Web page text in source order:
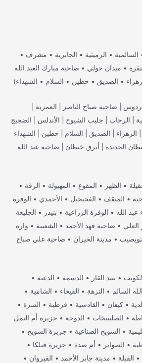
• الرميثية • الجابرية • مشرف •
• ميدان حولي • ضاحية مبارك العبد الله
• الصديق • حطين • السلام • الشهداء)
| ضاحية صباح الناصر | العمرية |
| الرحاب | جليب الشيوخ | الأندلس | الضجيج
| الزهراء | الصديق | السلام | حطين | الشهداء
الجديدة | أبرق خيطان | ضاحية عبد الله
• الظهر • المقوع • المهبولة • الرقة •
• المنقف • الفحيحيل • الأحمدي • الوفرة
الله • الوفرة الزراعية • بنيدر • الجليعة
العلي • ضاحية فهد الأحمد • الشعيبة • واره
• مدينة الخيران • ضاحية علي صباح
• بنيد القار • الدسمة • الدعية •
السالم • النزهة • الفيحاء • الشامية •
• كيفان • القادسية • قرطبة • السرة •
• الصليبيخات • الدوحة • جزيرة أم النمل
• الشويخ الصناعية • جزيرة الشويخ •
• الصوابر • أم صدة • جزيرة فيلكا •
• مدينة جابر الأحمد • القيروان •